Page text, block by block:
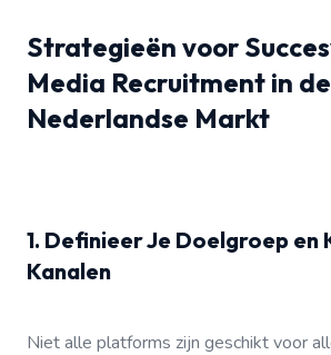
Strategieën voor
Media Recruitment in de
Nederlandse Markt
1. Definieer Je Doelgroep en
Kanalen
Niet alle platforms zijn geschikt voor